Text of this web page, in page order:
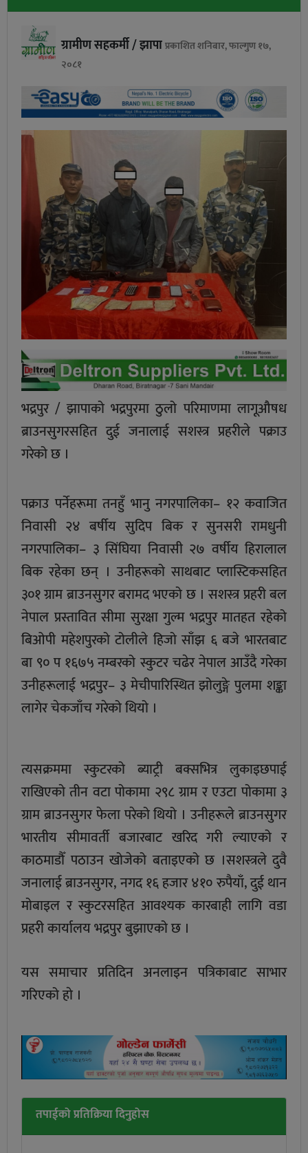
ग्रामीण सहकर्मी / झापाप्रकाशित शनिबार, फाल्गुण १७,
२०८१
भद्रपुर / झापाको भद्रपुरमा ठुलो परिमाणमा लागूऔषध
ब्राउनसुगरसहित दुई जनालाई सशस्त्र प्रहरीले पक्राउ
गरेको छ ।
पक्राउ पर्नेहरूमा तनहुँ भानु नगरपालिका– १२ कवाजित
निवासी २४ बर्षीय सुदिप बिक र सुनसरी रामधुनी
नगरपालिका– ३ सिंघिया निवासी २७ वर्षीय हिरालाल
बिक रहेका छन् । उनीहरूको साथबाट प्लास्टिकसहित
३०१ ग्राम ब्राउनसुगर बरामद भएको छ । सशस्त्र प्रहरी बल
नेपाल प्रस्तावित सीमा सुरक्षा गुल्म भद्रपुर मातहत रहेको
बिओपी महेशपुरको टोलीले हिजो साँझ ६ बजे भारतबाट
बा ९० प १६७५ नम्बरको स्कुटर चढेर नेपाल आउँदै गरेका
उनीहरूलाई भद्रपुर– ३ मेचीपारिस्थित झोलुङ्गे पुलमा शङ्का
लागेर चेकजाँच गरेको थियो ।
त्यसक्रममा स्कुटरको ब्याट्री बक्सभित्र लुकाइछपाई
राखिएको तीन वटा पोकामा २९८ ग्राम र एउटा पोकामा ३
ग्राम ब्राउनसुगर फेला परेको थियो । उनीहरूले ब्राउनसुगर
भारतीय सीमावर्ती बजारबाट खरिद गरी ल्याएको र
काठमाडौँ पठाउन खोजेको बताइएको छ ।सशस्त्रले दुवै
जनालाई ब्राउनसुगर, नगद १६ हजार ४१० रुपैयाँ, दुई थान
मोबाइल र स्कुटरसहित आवश्यक कारबाही लागि वडा
प्रहरी कार्यालय भद्रपुर बुझाएको छ ।
यस समाचार प्रतिदिन अनलाइन पत्रिकाबाट साभार
गरिएको हाे ।
तपाईको प्रतिक्रिया दिनुहोस